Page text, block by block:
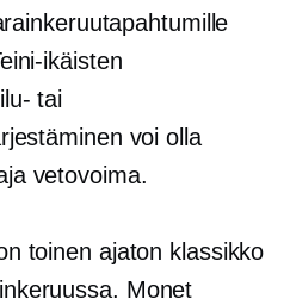
ikäisten
tai
voi olla
vetovoima.
toinen ajaton klassikko
Monet